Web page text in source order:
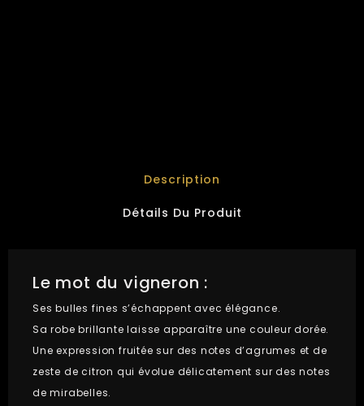
Description
Détails Du Produit
Le mot du vigneron :
Ses bulles fines s’échappent avec élégance.
Sa robe brillante laisse apparaître une couleur dorée.
Une expression fruitée sur des notes d’agrumes et de
zeste de citron qui évolue délicatement sur des notes
de mirabelles.